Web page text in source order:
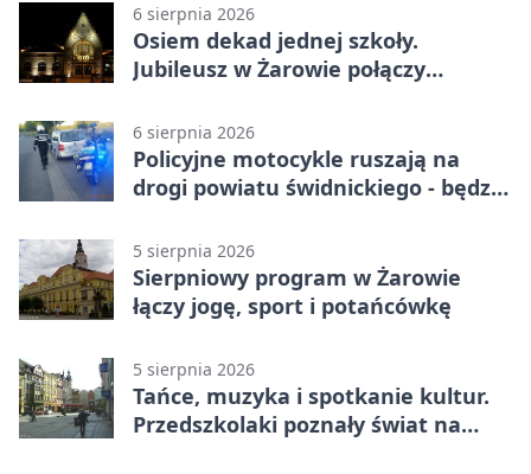
6 sierpnia 2026
Osiem dekad jednej szkoły.
Jubileusz w Żarowie połączy
6 sierpnia 2026
Policyjne motocykle ruszają na
drogi powiatu świdnickiego - będzie
5 sierpnia 2026
Sierpniowy program w Żarowie
łączy jogę, sport i potańcówkę
5 sierpnia 2026
Tańce, muzyka i spotkanie kultur.
Przedszkolaki poznały świat na